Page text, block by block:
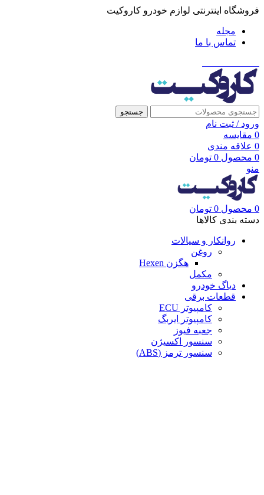
فروشگاه اینترنتی لوازم خودرو کاروکیت
مجله
تماس با ما
جستجو
ورود / ثبت نام
0 مقایسه
0 علاقه مندی
0 محصول 0 تومان
منو
0 محصول 0 تومان
دسته بندی کالاها
روانکار و سیالات
روغن
هگزن Hexen
مکمل
دیاگ خودرو
قطعات برقی
کامپیوتر ECU
کامپیوتر ایربگ
جعبه فیوز
سنسور اکسیژن
سنسور ترمز (ABS)